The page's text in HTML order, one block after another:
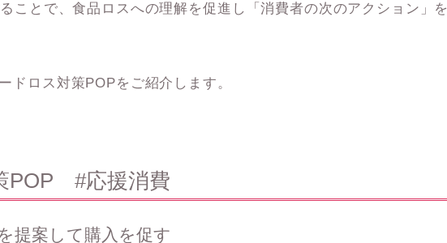
ことで、食品ロスへの理解を促進し「消費者の次のアクション」を
ドロス対策POPをご紹介します。
POP #応援消費
提案して購入を促す